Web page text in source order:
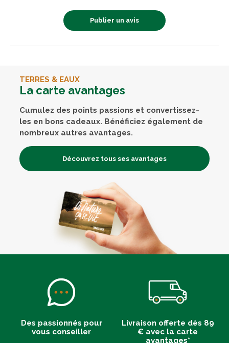
Publier un avis
TERRES & EAUX
La carte avantages
Cumulez des points passions et convertissez-
les en bons cadeaux. Bénéficiez également de
nombreux autres avantages.
Découvrez tous ses avantages
Des passionnés pour
vous conseiller
Livraison offerte dès 89
€ avec la carte
avantages*